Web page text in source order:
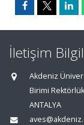
İletişim
Akdeniz
Birimi
ANTALYA